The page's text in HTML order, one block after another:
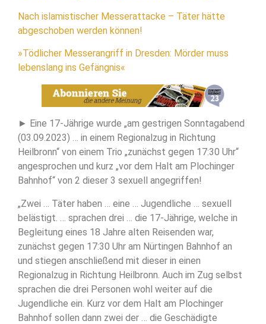
Nach islamistischer Messerattacke – Täter hätte
abgeschoben werden können!
»Tödlicher Messerangriff in Dresden: Mörder muss
lebenslang ins Gefängnis«
► Eine 17-Jährige wurde „am gestrigen Sonntagabend
(03.09.2023) … in einem Regionalzug in Richtung
Heilbronn“ von einem Trio „zunächst gegen 17:30 Uhr“
angesprochen und kurz „vor dem Halt am Plochinger
Bahnhof“ von 2 dieser 3 sexuell angegriffen!
„Zwei … Täter haben … eine … Jugendliche … sexuell
belästigt. … sprachen drei … die 17-Jährige, welche in
Begleitung eines 18 Jahre alten Reisenden war,
zunächst gegen 17:30 Uhr am Nürtingen Bahnhof an
und stiegen anschließend mit dieser in einen
Regionalzug in Richtung Heilbronn. Auch im Zug selbst
sprachen die drei Personen wohl weiter auf die
Jugendliche ein. Kurz vor dem Halt am Plochinger
Bahnhof sollen dann zwei der … die Geschädigte